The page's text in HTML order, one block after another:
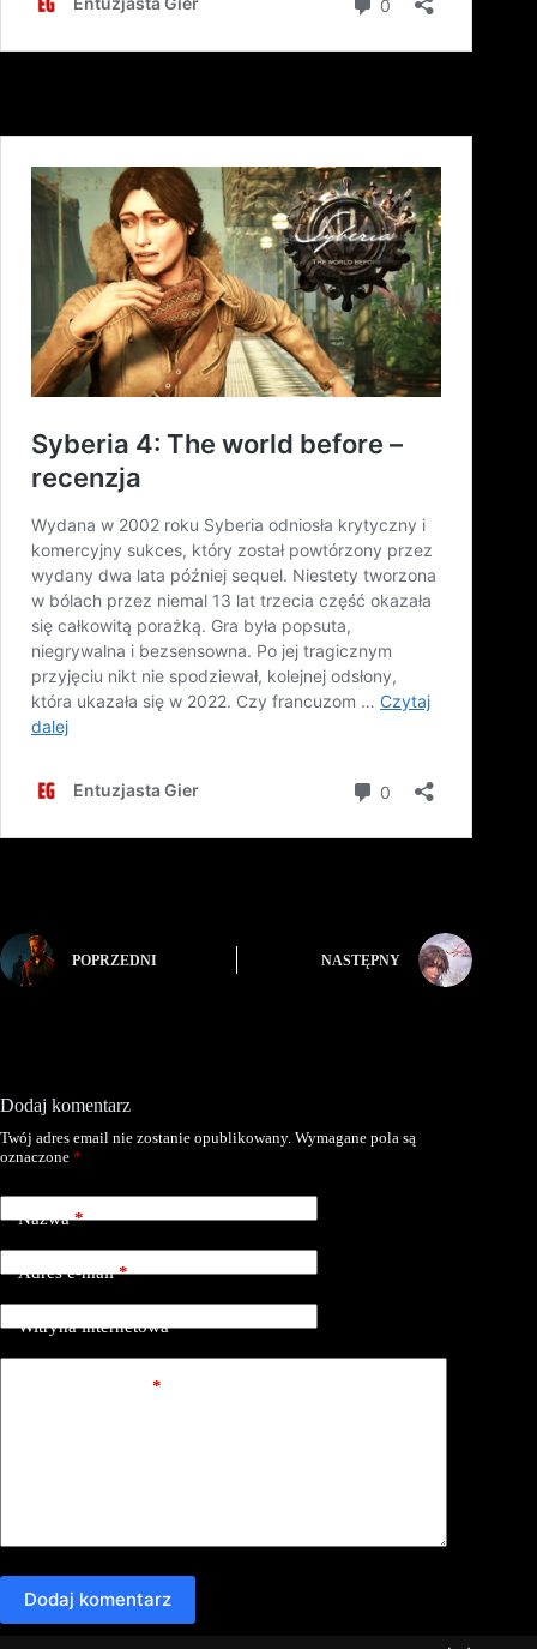
POPRZEDNI NASTĘPNY
Dodaj komentarz
Twój adres email nie zostanie opublikowany. Wymagane pola są
oznaczone *
Nazwa*
Adres e-mail*
Witryna internetowa
*
Dodaj komentarz